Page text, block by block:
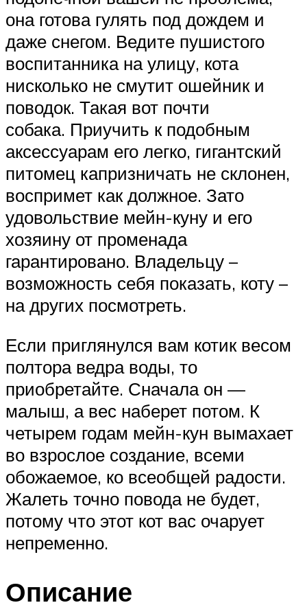
она готова гулять под дождем и
даже снегом. Ведите пушистого
воспитанника на улицу, кота
нисколько не смутит ошейник и
поводок. Такая вот почти
собака. Приучить к подобным
аксессуарам его легко, гигантский
питомец капризничать не склонен,
воспримет как должное. Зато
удовольствие мейн-куну и его
хозяину от променада
гарантировано. Владельцу –
возможность себя показать, коту –
на других посмотреть.
Если приглянулся вам котик весом
полтора ведра воды, то
приобретайте. Сначала он —
малыш, а вес наберет потом. К
четырем годам мейн-кун вымахает
во взрослое создание, всеми
обожаемое, ко всеобщей радости.
Жалеть точно повода не будет,
потому что этот кот вас очарует
непременно.
Описание